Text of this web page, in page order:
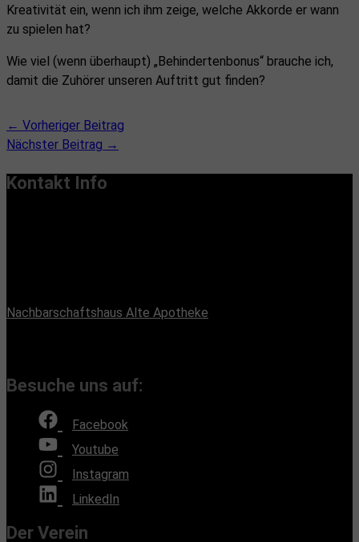
Kreativität ein, wenn ich ihm zeige, welche Akkorde er wann
zu spielen hat?
Wie viel (wenn überhaupt) „Behindertenbonus“ brauche ich,
damit die Zuhörer unseren Auftritt gut finden?
← Vorheriger Beitrag
Nächster Beitrag →
Kontakt Info
Nachbarschaftshaus Alte Apotheke
Besuche uns auf:
Facebook
Youtube
Instagram
LinkedIn
Der Verein